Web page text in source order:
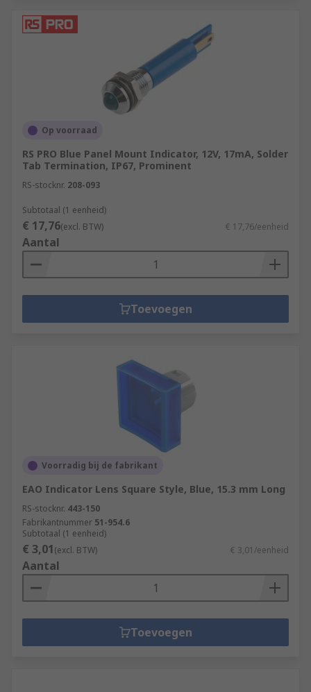
Op voorraad
RS PRO Blue Panel Mount Indicator, 12V, 17mA, Solder
Tab Termination, IP67, Prominent
RS-stocknr. 208-093
Subtotaal (1 eenheid)
€ 17,76(excl. BTW) € 17,76/eenheid
Aantal
Toevoegen
Voorradig bij de fabrikant
EAO Indicator Lens Square Style, Blue, 15.3 mm Long
RS-stocknr. 443-150
Fabrikantnummer 51-954.6
Subtotaal (1 eenheid)
€ 3,01(excl. BTW) € 3,01/eenheid
Aantal
Toevoegen